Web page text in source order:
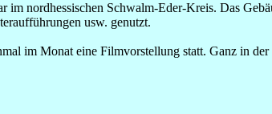
nordhessischen Schwalm-Eder-Kreis. Das
usw. genutzt.
im Monat eine Filmvorstellung statt. Ganz in